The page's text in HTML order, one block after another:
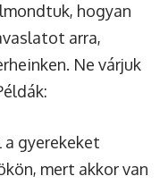
hogyan
arra,
Ne várjuk
a gyerekeket
mert akkor van